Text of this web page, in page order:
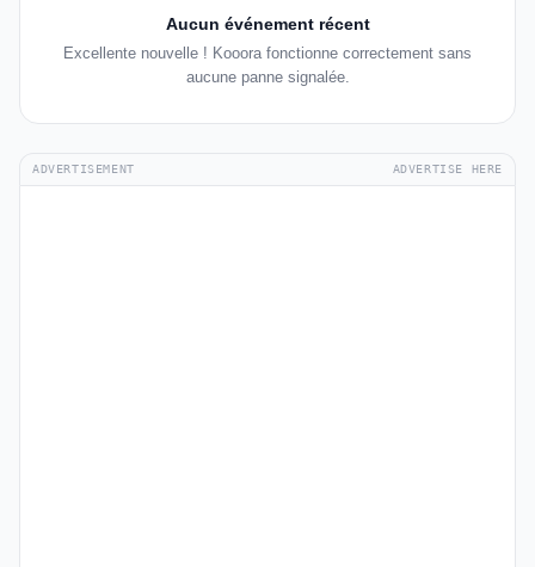
Aucun événement récent
Excellente nouvelle ! Kooora fonctionne correctement sans
aucune panne signalée.
ADVERTISEMENT ADVERTISE HERE